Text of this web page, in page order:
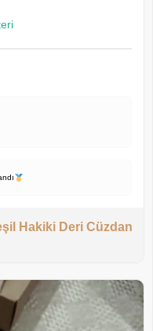
Hakiki Deri Cüzdan